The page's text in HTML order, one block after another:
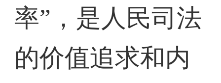
率”，是人民司法
的价值追求和内